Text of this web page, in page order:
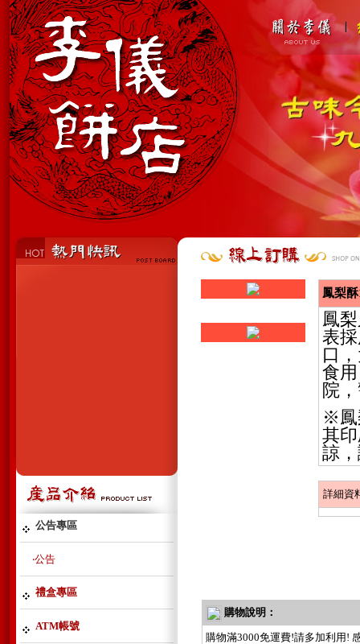
公告專區
‧公告
禮盒專區
ATM帳號
鳳梨
鳳
表
口
食
院
※鳳
其
諒
詳細資
購物說明：
購物滿3000免運費!請多加利用!